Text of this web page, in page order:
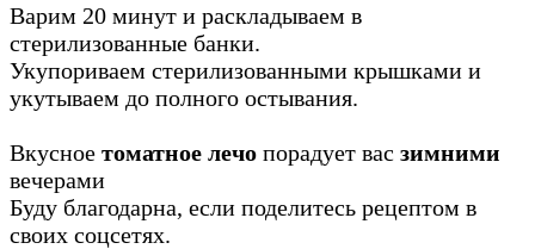
Варим 20 минут и раскладываем в
стерилизованные банки.
Укупориваем стерилизованными крышками и
укутываем до полного остывания.
Вкусное томатное лечо порадует вас зимними
вечерами
Буду благодарна, если поделитесь рецептом в
своих соцсетях.